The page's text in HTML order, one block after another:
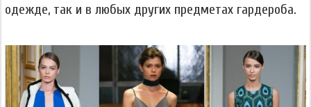
одежде, так и в любых других предметах гардероба.